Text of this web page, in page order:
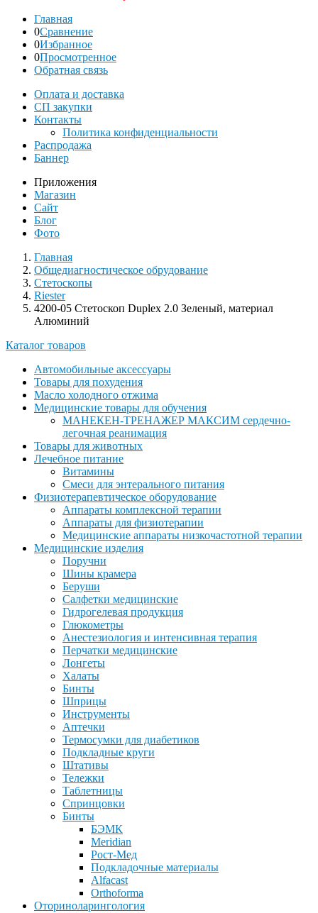
Главная
0Сравнение
0Избранное
0Просмотренное
Обратная связь
Оплата и доставка
СП закупки
Контакты
Политика конфиденциальности
Распродажа
Баннер
Приложения
Магазин
Сайт
Блог
Фото
Главная
Общедиагностическое обрудование
Стетоскопы
Riester
4200-05 Стетоскоп Duplex 2.0 Зеленый, материал
Алюминий
Каталог товаров
Автомобильные аксессуары
Товары для похудения
Масло холодного отжима
Медицинские товары для обучения
МАНЕКЕН-ТРЕНАЖЕР МАКСИМ сердечно-
легочная реанимация
Товары для животных
Лечебное питание
Витамины
Смеси для энтерального питания
Физиотерапевтическое оборудование
Аппараты комплексной терапии
Аппараты для физиотерапии
Медицинские аппараты низкочастотной терапии
Медицинские изделия
Поручни
Шины крамера
Беруши
Салфетки медицинские
Гидрогелевая продукция
Глюкометры
Анестезиология и интенсивная терапия
Перчатки медицинские
Лонгеты
Халаты
Бинты
Шприцы
Инструменты
Аптечки
Термосумки для диабетиков
Подкладные круги
Штативы
Тележки
Таблетницы
Спринцовки
Бинты
БЭМК
Meridian
Рост-Мед
Подкладочные материалы
Alfacast
Orthoforma
Оториноларингология